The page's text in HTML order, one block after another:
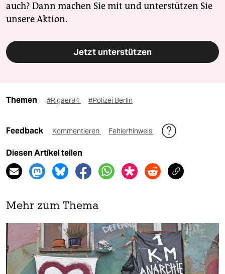
auch? Dann machen Sie mit und unterstützen Sie
unsere Aktion.
Jetzt unterstützen
Themen #Rigaer94 #Polizei Berlin
Feedback Kommentieren Fehlerhinweis
Diesen Artikel teilen
Mehr zum Thema